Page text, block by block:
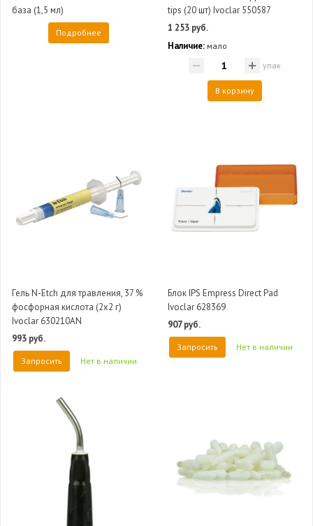
база (1,5 мл)
Подробнее
tips (20 шт) Ivoclar 550587
1 253 руб.
Наличие: мало
упак
В корзину
Гель N-Etch для травления, 37 %
фосфорная кислота (2х2 г)
Ivoclar 630210AN
993 руб.
Запросить Нет в наличии
Блок IPS Empress Direct Pad
Ivoclar 628369
907 руб.
Запросить Нет в наличии